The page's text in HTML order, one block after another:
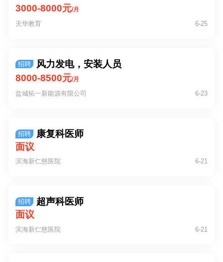
3000-8000元/月
天华教育 6-25
招聘
风力发电，安装人员
8000-8500元/月
盐城拓一新能源有限公司 6-23
招聘
康复科医师
面议
滨海新仁慈医院 6-21
招聘
超声科医师
面议
滨海新仁慈医院 6-21